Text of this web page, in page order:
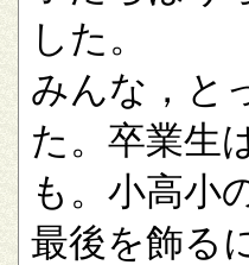
した。
みんな，と
た。卒業生
も。小高小
最後を飾る